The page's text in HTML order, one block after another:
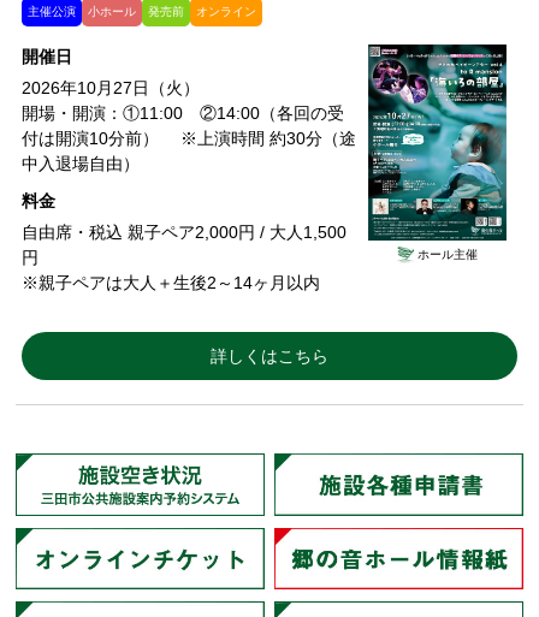
主催公演 小ホール 発売前 オンライン
ホール主催
開催日
2026年10月27日（火）
開場・開演：①11:00 ②14:00（各回の受
付は開演10分前） ※上演時間 約30分（途
中入退場自由）
料金
自由席・税込 親子ペア2,000円 / 大人1,500
円
※親子ペアは大人＋生後2～14ヶ月以内
詳しくはこちら